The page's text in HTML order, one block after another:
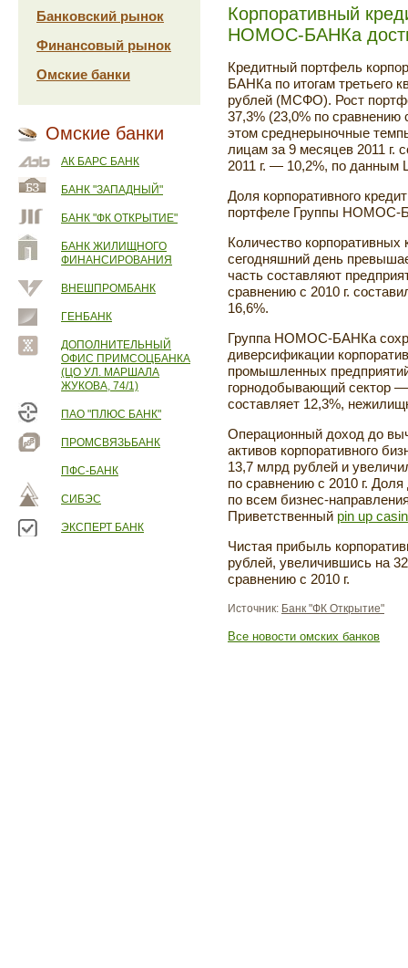
Банковский рынок
Финансовый рынок
Омские банки
Омские банки
АК БАРС БАНК
БАНК "ЗАПАДНЫЙ"
БАНК "ФК ОТКРЫТИЕ"
БАНК ЖИЛИЩНОГО
ФИНАНСИРОВАНИЯ
ВНЕШПРОМБАНК
ГЕНБАНК
ДОПОЛНИТЕЛЬНЫЙ
ОФИС ПРИМСОЦБАНКА
(ЦО УЛ. МАРШАЛА
ЖУКОВА, 74/1)
ПАО "ПЛЮС БАНК"
ПРОМСВЯЗЬБАНК
ПФС-БАНК
СИБЭС
ЭКСПЕРТ БАНК
Корпоративный
НОМОС-БАНКа
Кредитный портфель
БАНКа по итогам третьего
рублей (МСФО). Рост
37,3% (23,0% по сравнению
этом среднерыночные
лицам за 9 месяцев 2011 г.
2011 г. — 10,2%, по
Доля корпоративного
портфеле Группы НОМОС-
Количество корпоративных
сегодняшний день
часть составляют
сравнению с 2010 г.
16,6%.
Группа НОМОС-БАНКа
диверсификации
промышленных
горнодобывающий сектор —
составляет 12,3%,
Операционный доход до
активов корпоративного
13,7 млрд рублей и
по сравнению с 2010 г. Доля
по всем бизнес-
Приветственный pin up
Чистая прибыль
рублей, увеличившись на
сравнению с 2010 г.
Источник: Банк "ФК Открытие"
Все новости омских банков